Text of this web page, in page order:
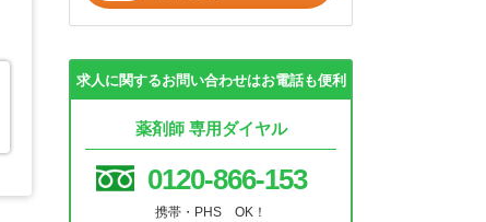
求人に関するお問い合わせはお電話も便利
薬剤師 専用ダイヤル
0120-866-153
携帯・PHS OK！